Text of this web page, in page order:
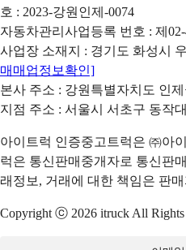
호 : 2023-강원인제-0074
자동차관리사업등록 번호 : 제
사업장 소재지 : 경기도 화성시
매매업정보확인]
본사 주소 : 강원특별자치도 인제
지점 주소 : 서울시 서초구 동작
아이트럭 인증중고트럭은 ㈜아
럭은 통신판매중개자로 통신판
래정보, 거래에 대한 책임은 판
Copyright ⓒ 2026 itruck All Rights